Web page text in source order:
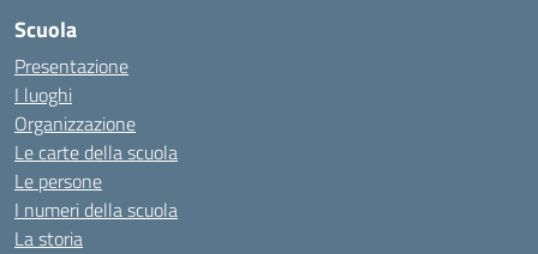
Scuola
Presentazione
I luoghi
Organizzazione
Le carte della scuola
Le persone
I numeri della scuola
La storia